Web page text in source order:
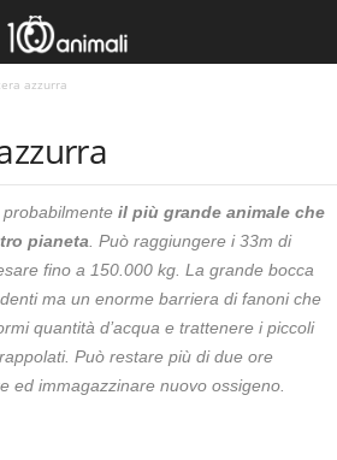
azzurra
il più grande animale che
pianeta . Può raggiungere i 33m di
fino a 150.000 kg. La grande bocca
ma un enorme barriera di fanoni che
quantità d’acqua e trattenere i piccoli
Può restare più di due ore
ed immagazzinare nuovo ossigeno.